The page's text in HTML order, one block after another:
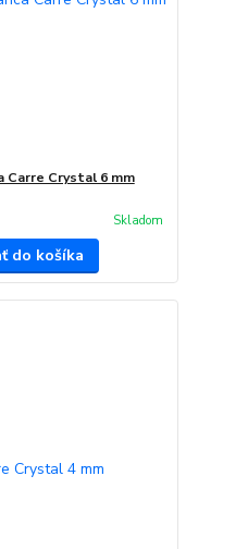
Carre Crystal 6 mm
Skladom
do košíka